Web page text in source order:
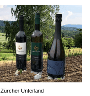
Unterland